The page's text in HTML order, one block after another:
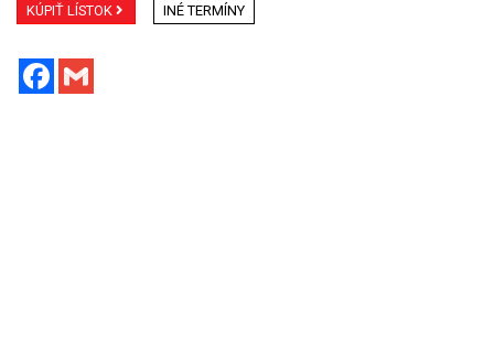
KÚPIŤ LÍSTOK INÉ TERMÍNY
Facebook